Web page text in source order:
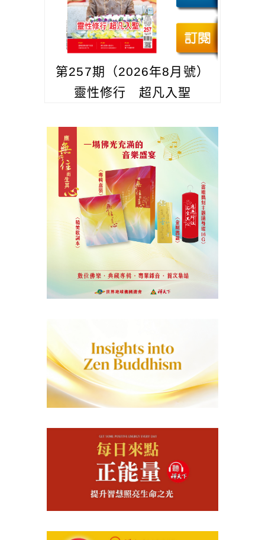
第257期（2026年8月號）
靈性修行 超凡入聖